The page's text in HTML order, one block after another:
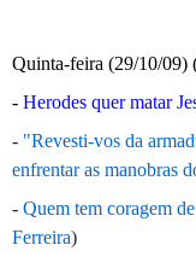
Quinta-feira (29/10/09)
- Herodes quer matar
- "Revesti-vos da
enfrentar as manobras
- Quem tem coragem
Ferreira)